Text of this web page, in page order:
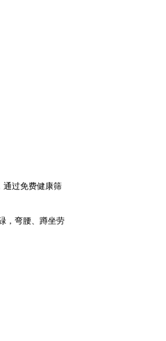
通过免费健康筛
，弯腰、蹲坐劳